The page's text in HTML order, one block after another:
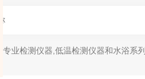
专业检测仪器,低温检测仪器和水浴系列